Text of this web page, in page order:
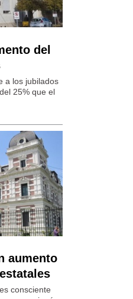
del
a los jubilados
25% que el
aumento
consciente